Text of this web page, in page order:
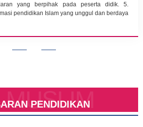
yang berpihak pada peserta didik. 5.
pendidikan Islam yang unggul dan berdaya
MUSLIM
PENDIDIKAN